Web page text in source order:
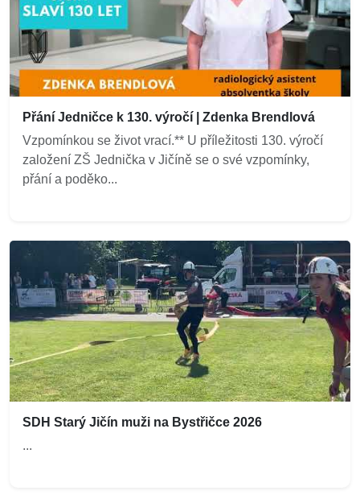
Přání Jedničce k 130. výročí | Zdenka Brendlová
Vzpomínkou se život vrací.** U příležitosti 130. výročí
založení ZŠ Jednička v Jičíně se o své vzpomínky,
přání a poděko...
SDH Starý Jičín muži na Bystřičce 2026
...